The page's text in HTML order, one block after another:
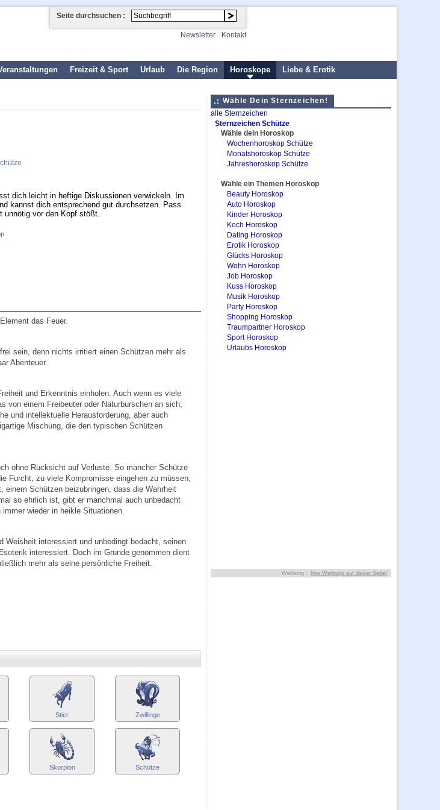
Seite durchsuchen :
Newsletter Kontakt
Freizeit & Sport Urlaub Die Region Horoskope Liebe & Erotik
dich leicht in heftige Diskussionen verwickeln. Im
kannst dich entsprechend gut durchsetzen. Pass
unnötig vor den Kopf stößt.
das Feuer.
sein, denn nichts irritiert einen Schützen mehr als
Abenteuer.
und Erkenntnis einholen. Auch wenn es viele
von einem Freibeuter oder Naturburschen an sich;
und intellektuelle Herausforderung, aber auch
Mischung, die den typischen Schützen
ohne Rücksicht auf Verluste. So mancher Schütze
Furcht, zu viele Kompromisse eingehen zu müssen,
Schützen beizubringen, dass die Wahrheit
so ehrlich ist, gibt er manchmal auch unbedacht
wieder in heikle Situationen.
interessiert und unbedingt bedacht, seinen
interessiert. Doch im Grunde genommen dient
mehr als seine persönliche Freiheit.
Stier Zwillinge
Skorpion Schütze
Wähle Dein Sternzeichen!
alle Sternzeichen
Sternzeichen Schütze
Wähle dein Horoskop
Wochenhoroskop Schütze
Monatshoroskop Schütze
Jahreshoroskop Schütze
Wähle ein Themen Horoskop
Beauty Horoskop
Auto Horoskop
Kinder Horoskop
Koch Horoskop
Dating Horoskop
Erotik Horoskop
Glücks Horoskop
Wohn Horoskop
Job Horoskop
Kuss Horoskop
Musik Horoskop
Party Horoskop
Shopping Horoskop
Traumpartner Horoskop
Sport Horoskop
Urlaubs Horoskop
Werbung : Ihre Werbung auf dieser Seite!